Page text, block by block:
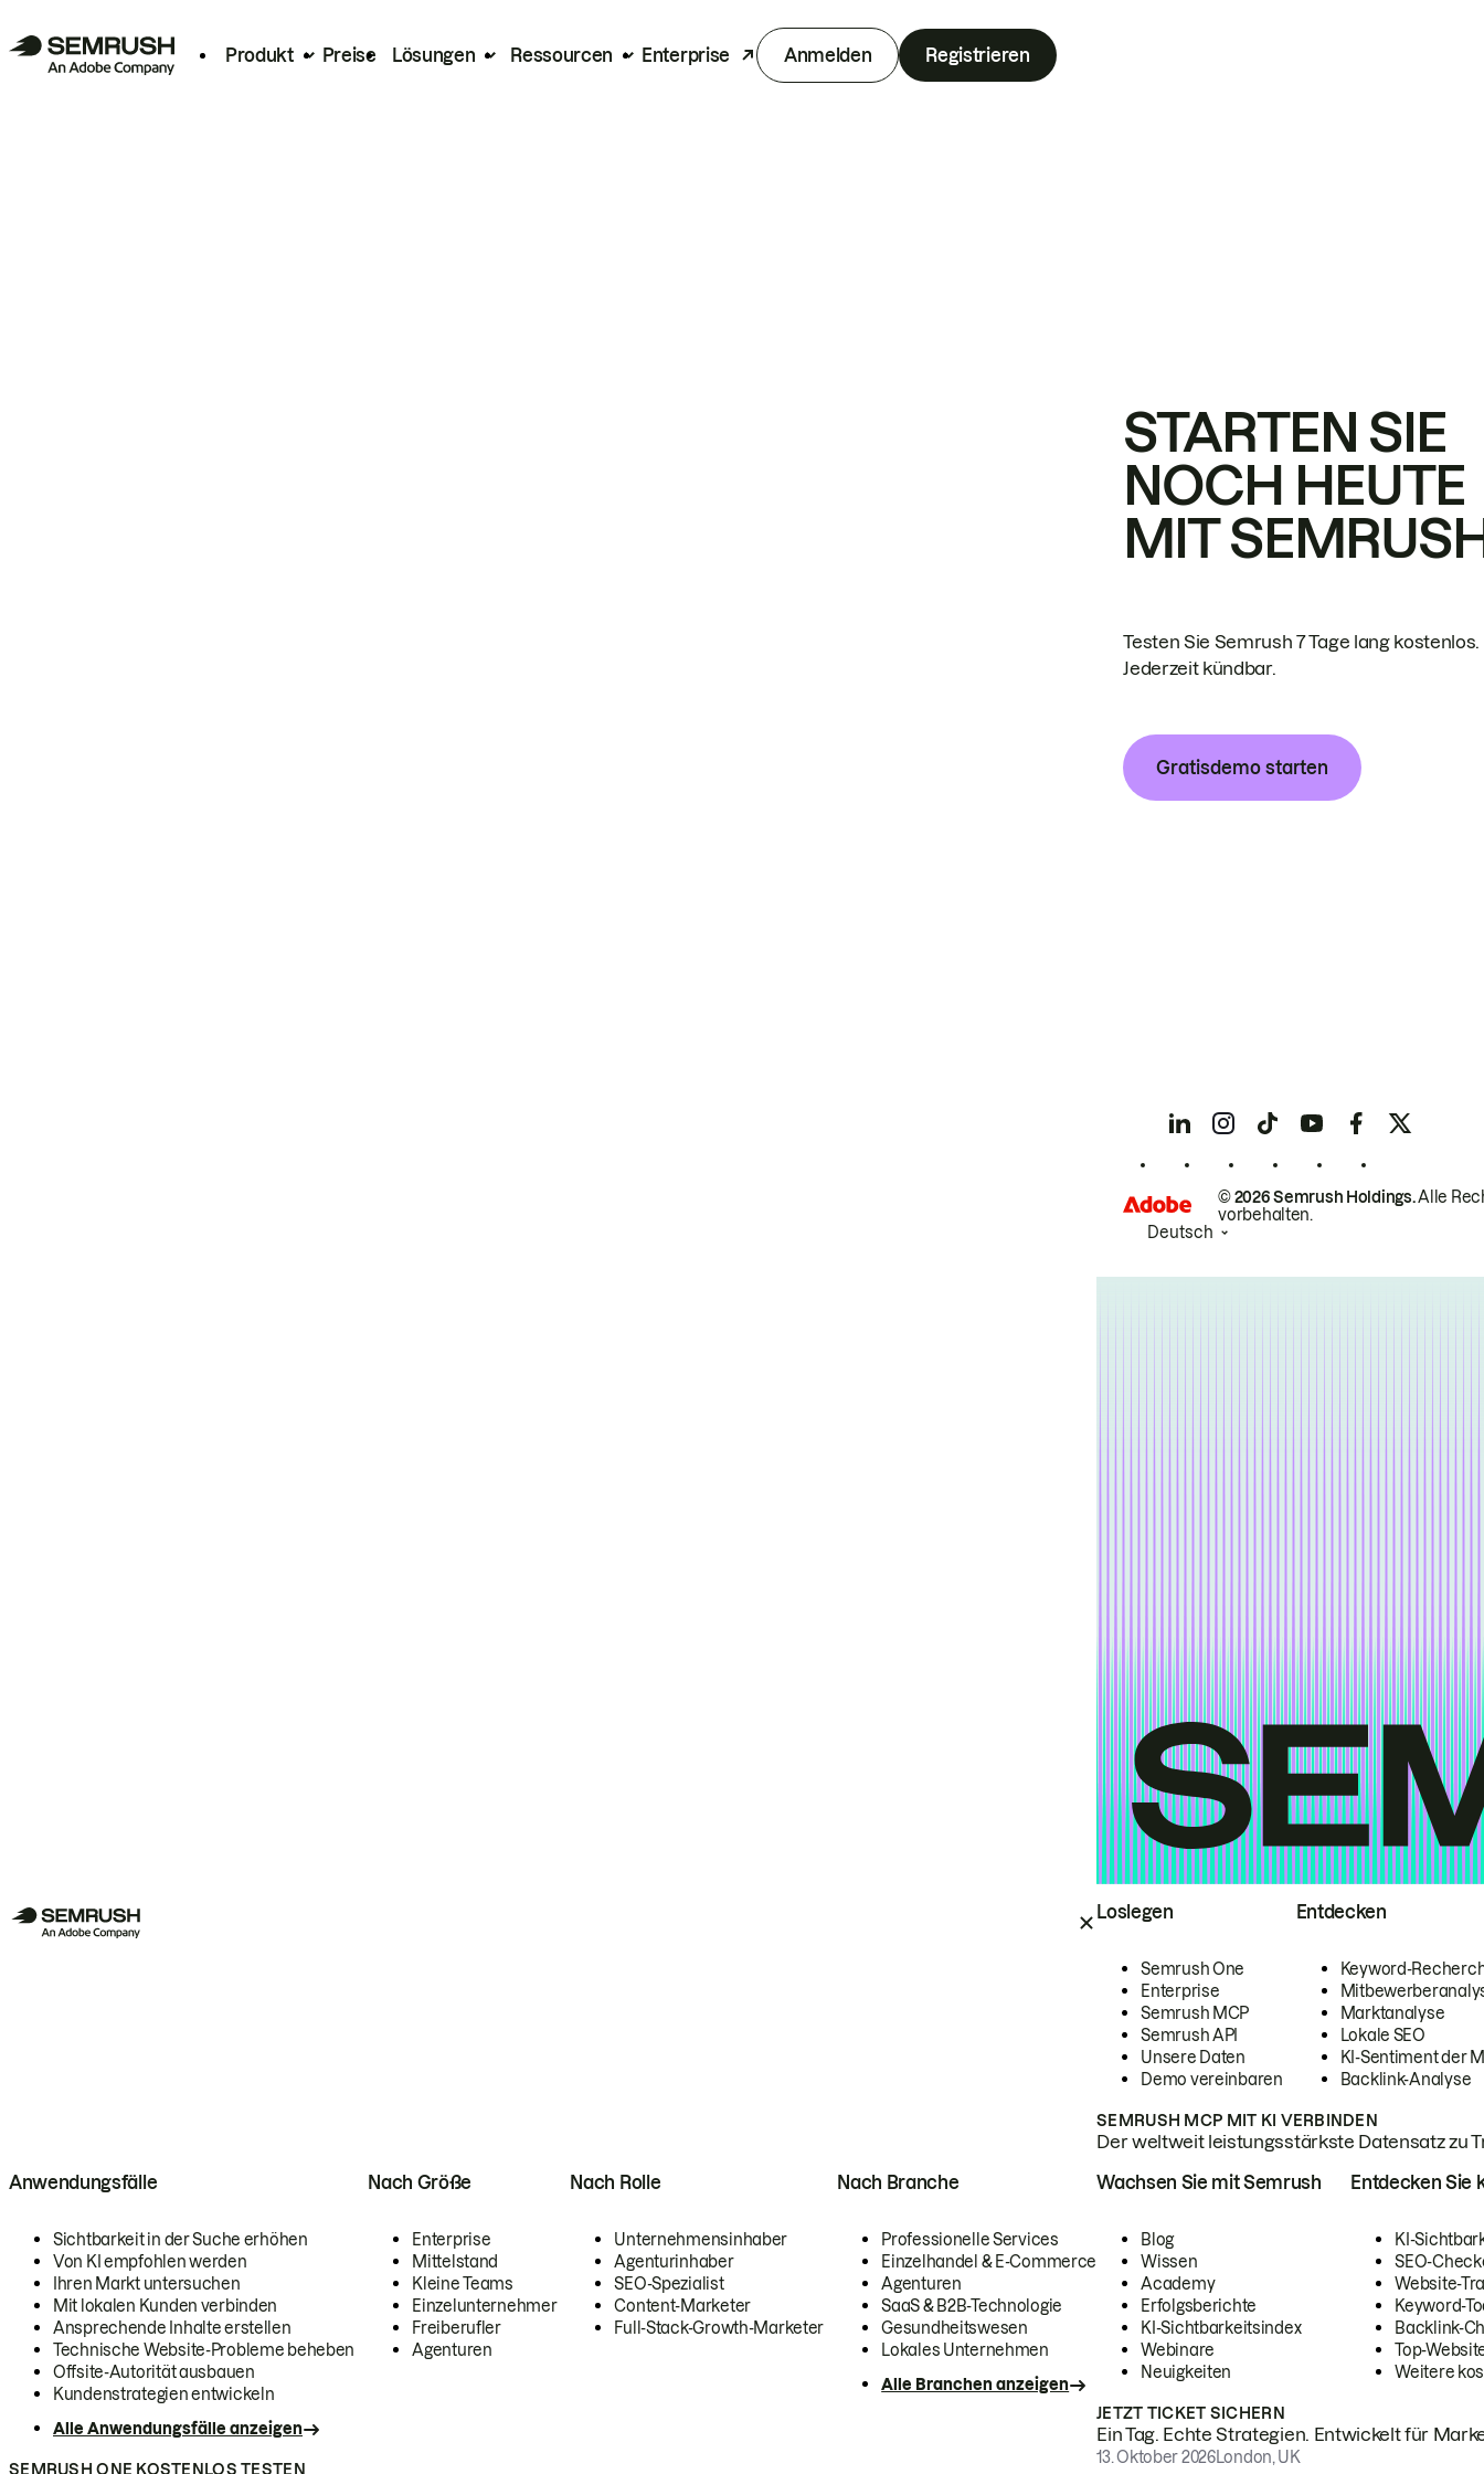
Produkt Preise Lösungen Ressourcen Enterprise Anmelden Registrieren
Loslegen
Semrush One
Enterprise
Semrush MCP
Semrush API
Unsere Daten
Demo vereinbaren
Entdecken
Keyword-
Marktanalyse
Lokale SEO
KI-Sentiment der
Backlink-Analyse
SEMRUSH MCP MIT KI VERBINDEN
Der weltweit leistungsstärkste Datensatz zu
Anwendungsfälle
Sichtbarkeit in der Suche erhöhen
Von KI empfohlen werden
Ihren Markt untersuchen
Mit lokalen Kunden verbinden
Ansprechende Inhalte erstellen
Technische Website-Probleme beheben
Offsite-Autorität ausbauen
Kundenstrategien entwickeln
Alle Anwendungsfälle anzeigen
Nach Größe
Enterprise
Mittelstand
Kleine Teams
Einzelunternehmer
Freiberufler
Agenturen
Nach Rolle
Unternehmensinhaber
Agenturinhaber
SEO-Spezialist
Content-Marketer
Full-Stack-Growth-Marketer
Nach Branche
Professionelle Services
Einzelhandel & E-Commerce
Agenturen
SaaS & B2B-Technologie
Gesundheitswesen
Lokales Unternehmen
Alle Branchen anzeigen
SEMRUSH ONE KOSTENLOS TESTEN
Wachsen Sie mit Semrush
Blog
Wissen
Academy
Erfolgsberichte
KI-Sichtbarkeitsindex
Webinare
Neuigkeiten
Entdecken Sie
KI-
SEO-
Website-
Keyword-
Backlink-
Top-
Weitere
JETZT TICKET SICHERN
Ein Tag. Echte Strategien. Entwickelt für
13. Oktober 2026London, UK
STARTEN SIE
NOCH HEUTE
MIT
Testen Sie Semrush 7 Tage lang kostenlos.
Jederzeit kündbar.
Gratisdemo starten
© 2026 Semrush Holdings.Alle
vorbehalten.
Deutsch